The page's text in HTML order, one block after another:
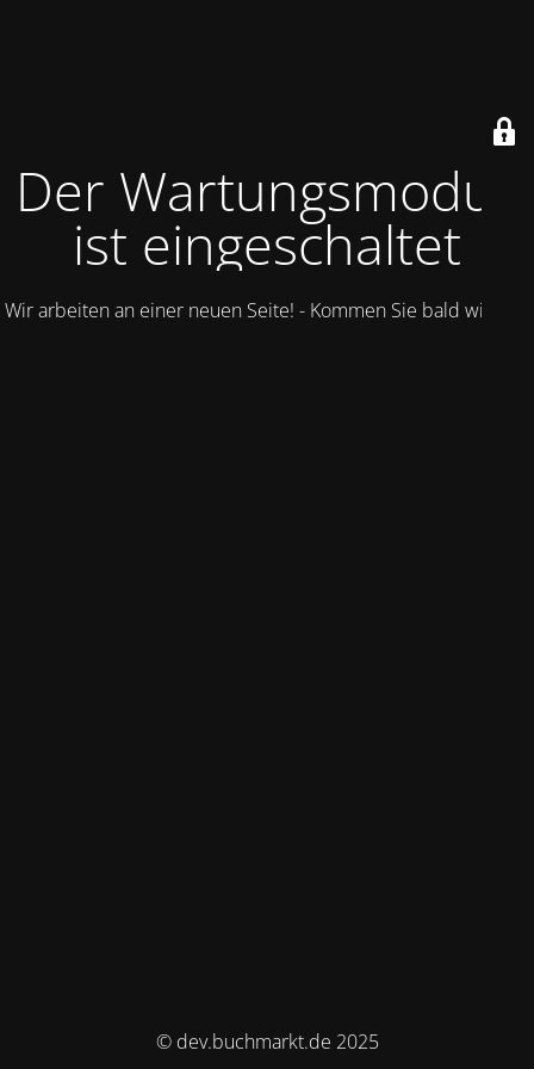
Der Wartungsmodus
ist eingeschaltet
Wir arbeiten an einer neuen Seite! - Kommen Sie bald wieder.
© dev.buchmarkt.de 2025